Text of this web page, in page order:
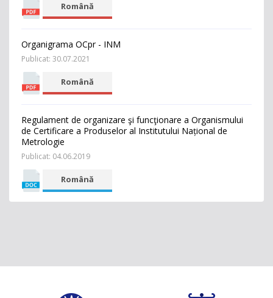
Română
Organigrama OCpr - INM
Publicat: 30.07.2021
Română
Regulament de organizare şi funcţionare a Organismului
de Certificare a Produselor al Institutului Național de
Metrologie
Publicat: 04.06.2019
Română